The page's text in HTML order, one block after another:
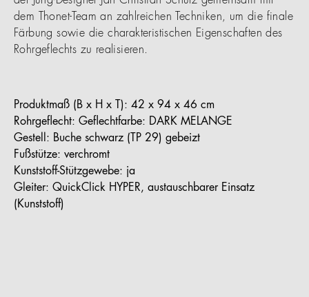
dem Thonet-Team an zahlreichen Techniken, um die finale
Färbung sowie die charakteristischen Eigenschaften des
Rohrgeflechts zu realisieren.
Produktmaß (B x H x T): 42 x 94 x 46 cm
Rohrgeflecht: Geflechtfarbe: DARK MELANGE
Gestell: Buche schwarz (TP 29) gebeizt
Fußstütze: verchromt
Kunststoff-Stützgewebe: ja
Gleiter: QuickClick HYPER, austauschbarer Einsatz
(Kunststoff)